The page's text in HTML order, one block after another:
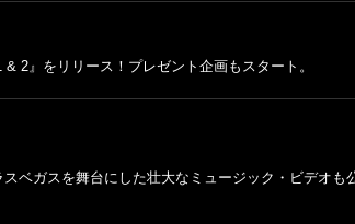
2』をリリース！プレゼント企画もスタート。
ベガスを舞台にした壮大なミュージック・ビデオも